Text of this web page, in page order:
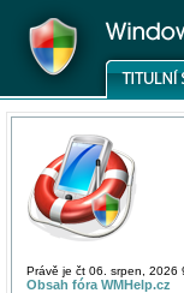
Právě je čt 06. srpen, 2026
Obsah fóra WMHelp.cz